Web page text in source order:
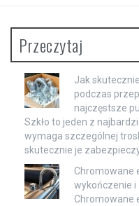
Przeczytaj
Jak
podczas
najczęstsze
Szkło to jeden z
wymaga szczególnej
skutecznie je
Chromowane
wykończenie
Chromowane